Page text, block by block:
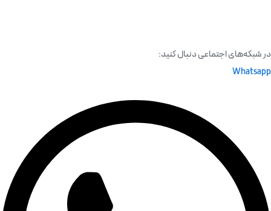
در شبکه‌های اجتماعی دنبال کنید:
Whatsapp